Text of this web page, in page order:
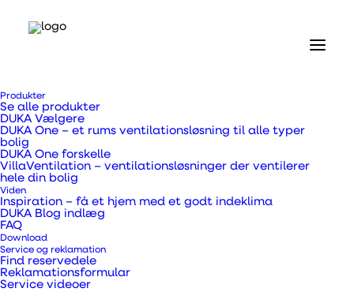
Produkter
Se alle produkter
DUKA Vælgere
DUKA One – et rums ventilationsløsning til alle typer
bolig
DUKA One forskelle
VillaVentilation – ventilationsløsninger der ventilerer
hele din bolig
Viden
Inspiration – få et hjem med et godt indeklima
DUKA Blog indlæg
FAQ
Download
Service og reklamation
Find reservedele
Reklamationsformular
Service videoer
Vælg ventilatorens hoved
Her får du et overblik over hvilke funktioner du kan
vælge i mellem, når du skal finde den rette